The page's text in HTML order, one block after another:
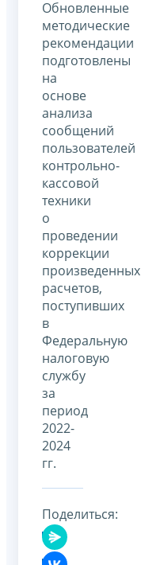
Обновленные
методические
рекомендации
подготовлены
на
основе
анализа
сообщений
пользователей
контрольно-
кассовой
техники
о
проведении
коррекции
произведенных
расчетов,
поступивших
в
Федеральную
налоговую
службу
за
период
2022-
2024
гг.
Поделиться: